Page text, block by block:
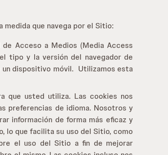
que navega por el Sitio:
Acceso a Medios (Media Access
tipo y la versión del navegador de
dispositivo móvil. Utilizamos esta
que usted utiliza. Las cookies nos
preferencias de idioma. Nosotros y
información de forma más eficaz y
lo que facilita su uso del Sitio, como
el uso del Sitio a fin de mejorar